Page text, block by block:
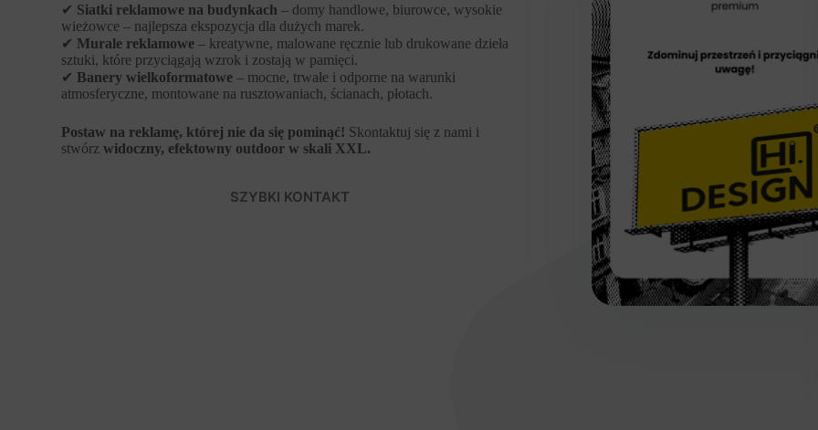
✔ Siatki reklamowe na budynkach – domy handlowe, biurowce, wysokie
wieżowce – najlepsza ekspozycja dla dużych marek.
✔ Murale reklamowe – kreatywne, malowane ręcznie lub drukowane dzieła
sztuki, które przyciągają wzrok i zostają w pamięci.
✔ Banery wielkoformatowe – mocne, trwałe i odporne na warunki
atmosferyczne, montowane na rusztowaniach, ścianach, płotach.
Postaw na reklamę, której nie da się pominąć! Skontaktuj się z nami i
stwórzwidoczny, efektowny outdoor w skali XXL.
SZYBKI KONTAKT